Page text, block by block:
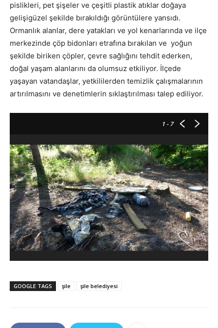
pislikleri, pet şişeler ve çeşitli plastik atıklar doğaya
gelişigüzel şekilde bırakıldığı görüntülere yansıdı.
Ormanlık alanlar, dere yatakları ve yol kenarlarında ve ilçe
merkezinde çöp bidonları etrafına bırakılan ve yoğun
şekilde biriken çöpler, çevre sağlığını tehdit ederken,
doğal yaşam alanlarını da olumsuz etkiliyor. İlçede
yaşayan vatandaşlar, yetkililerden temizlik çalışmalarının
artırılmasını ve denetimlerin sıklaştırılması talep ediliyor.
1 - 7
GOOGLE TAGS şile şile belediyesi